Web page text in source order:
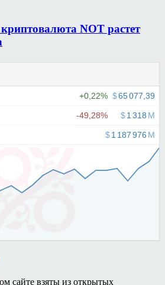
NOT растет
сайте взяты из открытых